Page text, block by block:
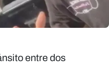
entre dos